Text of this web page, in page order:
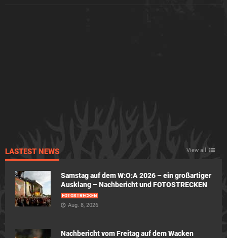
LASTEST NEWS View all
Samstag auf dem W:O:A 2026 – ein großartiger
Ausklang – Nachbericht und FOTOSTRECKEN
FOTOSTRECKEN
Aug. 8, 2026
Nachbericht vom Freitag auf dem Wacken